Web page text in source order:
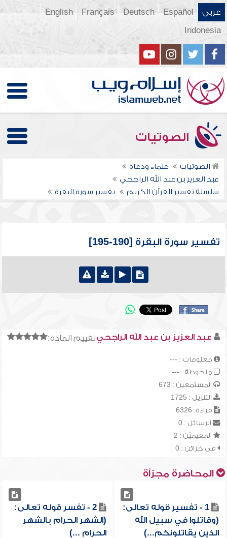
عربي Español
Deutsch
Français
English
Indonesia
الصوتيات
الصوتيات
علماء ودعاة
عبد العزيز بن عبد الله الراجحي
سلسلة تفسير القرآن الكريم
تفسير سورة البقرة
تفسير سورة البقرة [190-195]
تقييم المادة:عبد العزيز بن عبد الله الراجحي
معلومات : ---
ملحوظة : ---
المستمعين : 673
التنزيل : 1725
قراءة: 6326
الرسائل : 0
المقيميّن : 2
في خزائن : 0
المحاضرة مجزأة
1 - تفسير قوله تعالى:
(وقاتلوا في سبيل الله
الذين يقاتلونكم...)
2 - تفسر قوله تعالى:
(الشهر الحرام بالشهر
الحرام ...)